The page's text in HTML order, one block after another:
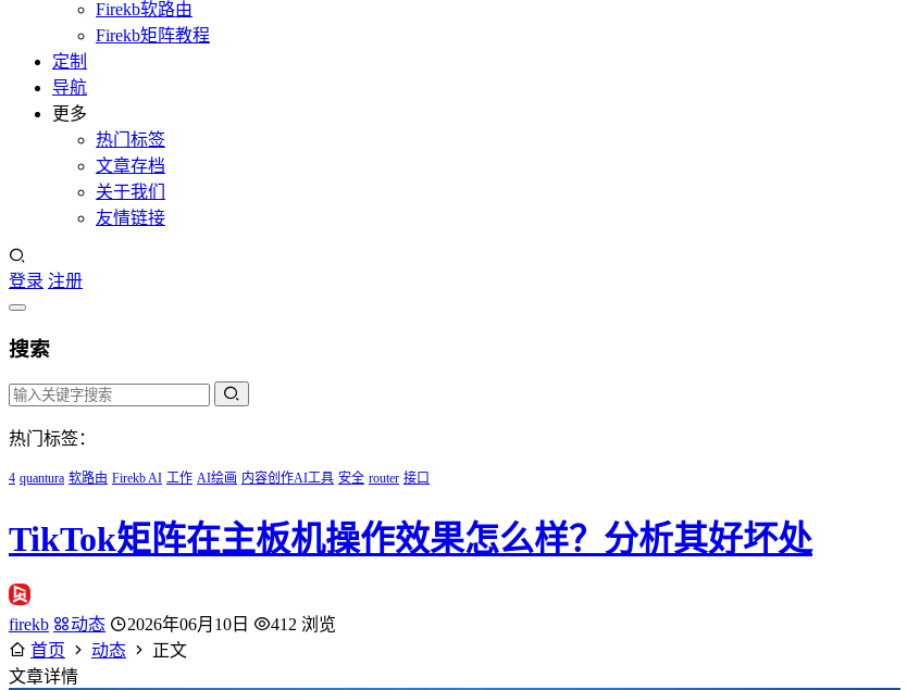
Firekb软路由
Firekb矩阵教程
定制
导航
更多
热门标签
文章存档
关于我们
友情链接
登录 注册
搜索
热门标签：
4 quantura 软路由 Firekb AI 工作 AI绘画 内容创作AI工具 安全 router 接口
TikTok矩阵在主板机操作效果怎么样？分析其好坏处
firekb 动态 2026年06月10日
412 浏览
首页
动态
正文
文章详情